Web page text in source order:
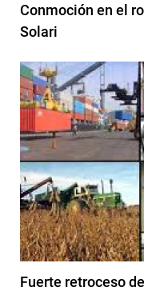
Conmoción en el
Solari
Fuerte retroceso